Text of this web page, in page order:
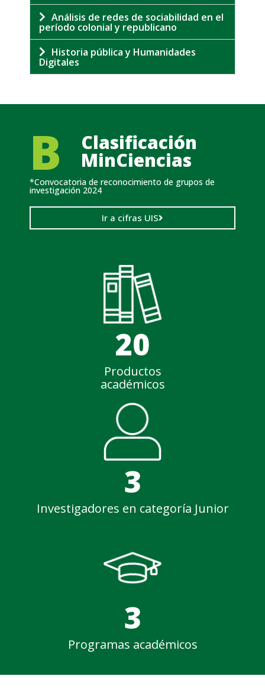
Análisis de redes de sociabilidad en el
período colonial y republicano
Historia pública y Humanidades
Digitales
B Clasificación
MinCiencias
*Convocatoria de reconocimiento de grupos de
investigación 2024
Ir a cifras UIS
20
Productos
académicos
3
Investigadores en categoría Junior
3
Programas académicos